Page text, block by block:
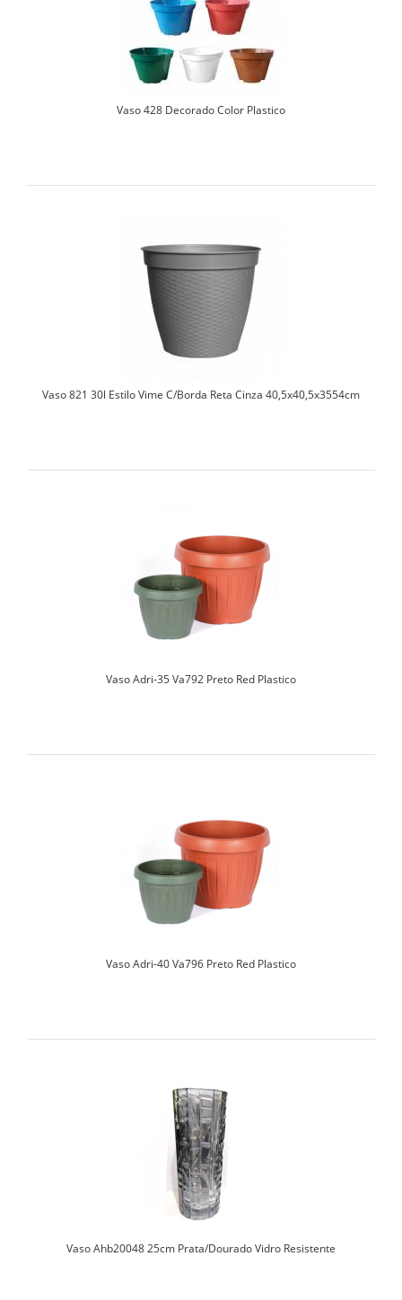
Vaso 428 Decorado Color Plastico
Vaso 821 30l Estilo Vime C/Borda Reta Cinza 40,5x40,5x3554cm
Vaso Adri-35 Va792 Preto Red Plastico
Vaso Adri-40 Va796 Preto Red Plastico
Vaso Ahb20048 25cm Prata/Dourado Vidro Resistente